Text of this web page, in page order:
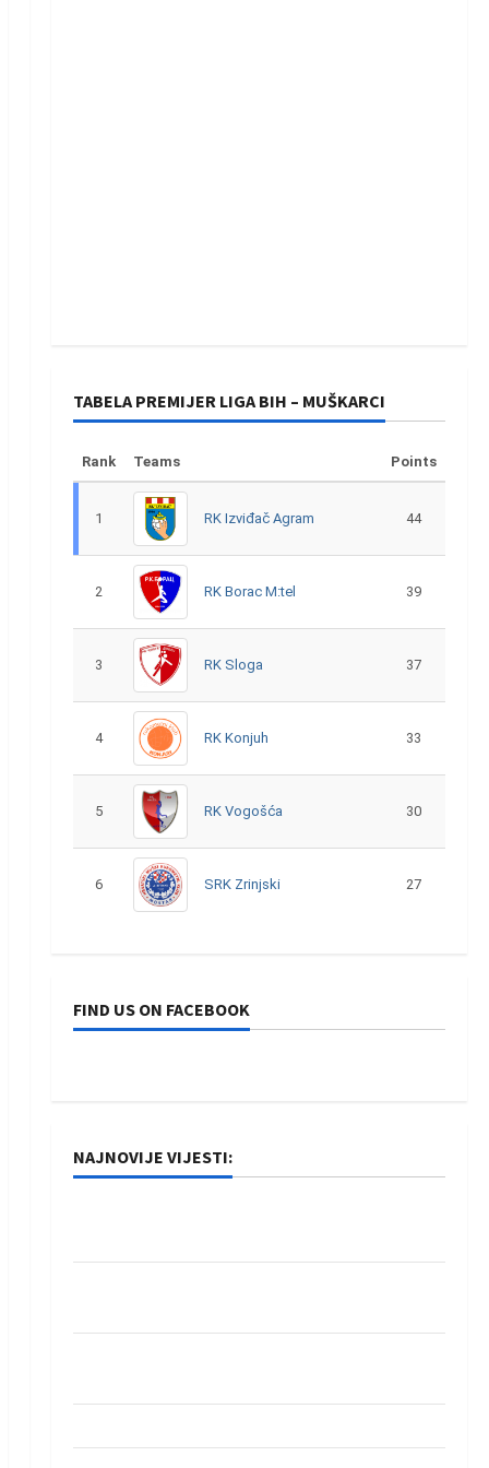
TABELA PREMIJER LIGA BIH – MUŠKARCI
Rank Teams Points
1 RK Izviđač Agram 44
2 RK Borac M:tel 39
3 RK Sloga 37
4 RK Konjuh 33
5 RK Vogošća 30
6 SRK Zrinjski 27
FIND US ON FACEBOOK
NAJNOVIJE VIJESTI: